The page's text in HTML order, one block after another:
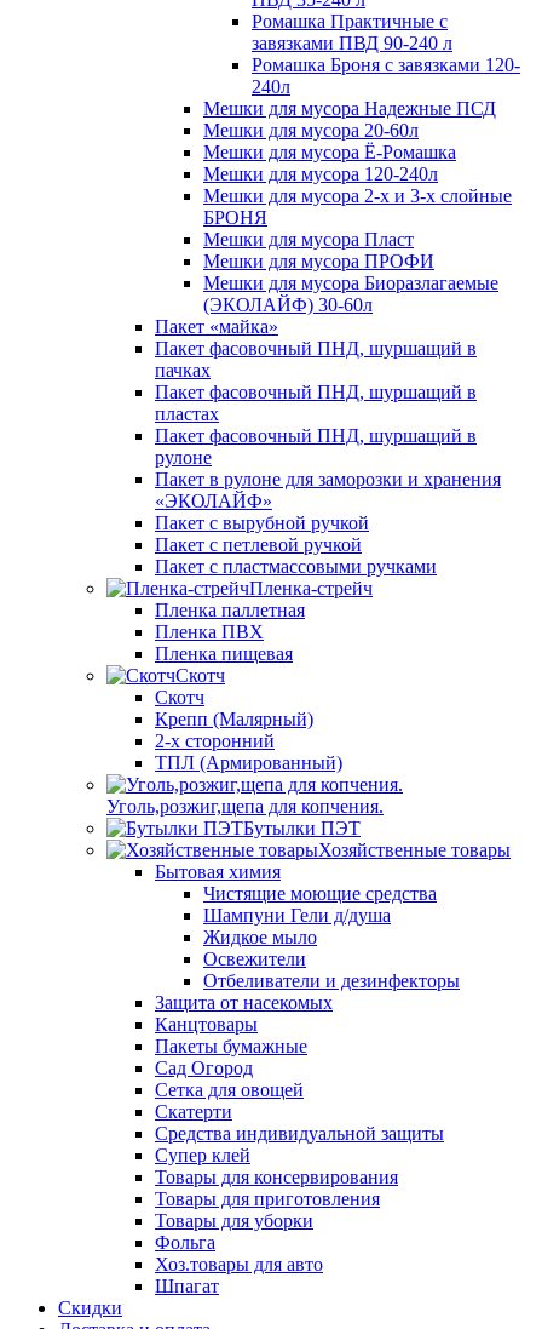
Ромашка Практичные с
завязками ПВД 90-240 л
Ромашка Броня с завязками 120-
240л
Мешки для мусора Надежные ПСД
Мешки для мусора 20-60л
Мешки для мусора Ё-Ромашка
Мешки для мусора 120-240л
Мешки для мусора 2-х и 3-х слойные
БРОНЯ
Мешки для мусора Пласт
Мешки для мусора ПРОФИ
Мешки для мусора Биоразлагаемые
(ЭКОЛАЙФ) 30-60л
Пакет «майка»
Пакет фасовочный ПНД, шуршащий в
пачках
Пакет фасовочный ПНД, шуршащий в
пластах
Пакет фасовочный ПНД, шуршащий в
рулоне
Пакет в рулоне для заморозки и хранения
«ЭКОЛАЙФ»
Пакет с вырубной ручкой
Пакет с петлевой ручкой
Пакет с пластмассовыми ручками
Пленка-стрейч
Пленка паллетная
Пленка ПВХ
Пленка пищевая
Скотч
Скотч
Крепп (Малярный)
2-х сторонний
ТПЛ (Армированный)
Уголь,розжиг,щепа для копчения.
Бутылки ПЭТ
Хозяйственные товары
Бытовая химия
Чистящие моющие средства
Шампуни Гели д/душа
Жидкое мыло
Освежители
Отбеливатели и дезинфекторы
Защита от насекомых
Канцтовары
Пакеты бумажные
Сад Огород
Сетка для овощей
Скатерти
Средства индивидуальной защиты
Супер клей
Товары для консервирования
Товары для приготовления
Товары для уборки
Фольга
Хоз.товары для авто
Шпагат
Скидки